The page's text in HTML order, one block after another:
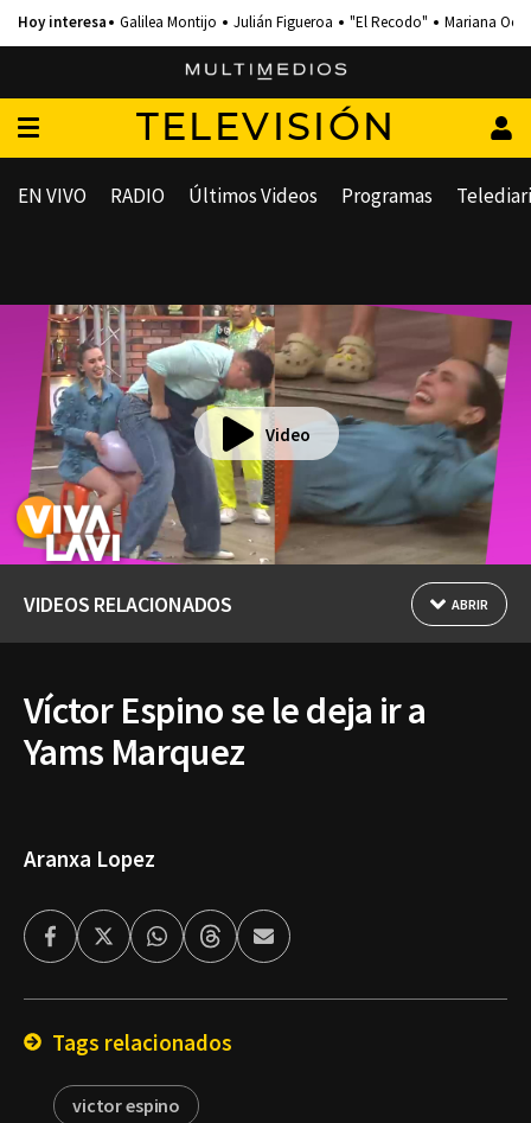
Galilea Montijo Julián Figueroa "El Recodo" Mariana
TELEVISIÓN
EN VIVO RADIO Últimos Videos Programas
Video
VIDEOS RELACIONADOS ABRIR
Víctor Espino se le deja ir a
Yams Marquez
Aranxa Lopez
FacebookTwitterWhatsappThreadsEnviar
por
Tags relacionados
victor espino